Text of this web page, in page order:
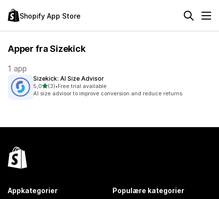
Shopify App Store
Apper fra Sizekick
1 app
Sizekick: AI Size Advisor
5,0av 5 stjerner
(3)
Totalt 3 omtaler
•Free trial available
AI size advisor to improve conversion and reduce returns
Appkategorier Populære kategorier